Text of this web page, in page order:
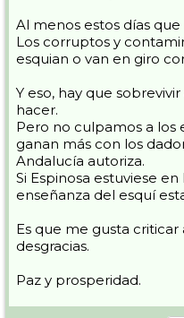
Al menos estos días que
Los corruptos y
esquian o van en giro
Y eso, hay que
hacer.
Pero no culpamos a los
ganan más con los
Andalucía autoriza.
Si Espinosa estuviese
enseñanza del esquí
Es que me gusta
desgracias.
Paz y prosperidad.